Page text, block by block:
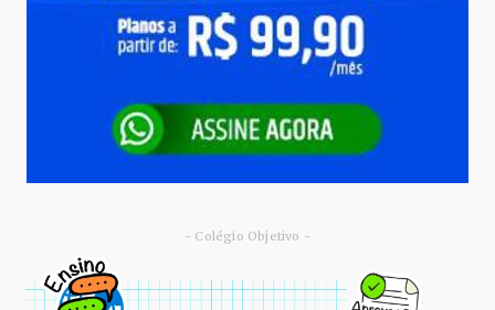
- Colégio Objetivo -